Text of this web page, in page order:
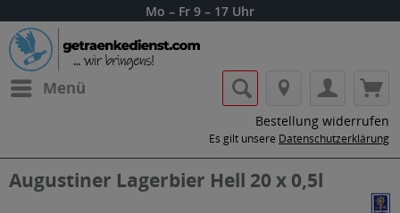
Mo – Fr 9 – 17 Uhr
Menü
Bestellung widerrufen
Es gilt unsere Datenschutzerklärung
Augustiner Lagerbier Hell 20 x 0,5l